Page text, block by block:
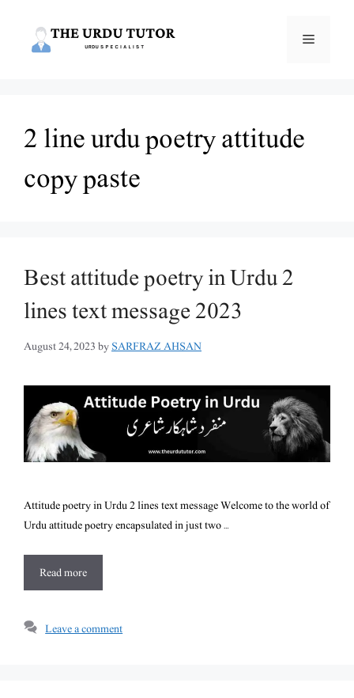
Menu
2 line urdu poetry attitude
copy paste
Best attitude poetry in Urdu 2
lines text message 2023
August 24, 2023bySARFRAZ AHSAN
Attitude poetry in Urdu 2 lines text message Welcome to the world of
Urdu attitude poetry encapsulated in just two …
Read more
Leave a comment